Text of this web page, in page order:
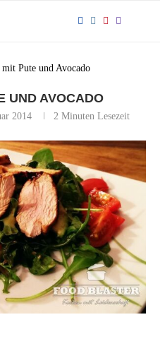
mit Pute und Avocado
UND AVOCADO
2014 2 Minuten Lesezeit